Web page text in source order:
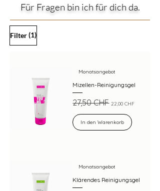
Für Fragen bin ich für dich da.
Filter(1)
Monatsangebot
Mizellen-Reinigungsgel
Standardpreis
27,50 CHF 22,00 CHF
In den Warenkorb
Monatsangebot
Klärendes Reinigungsgel